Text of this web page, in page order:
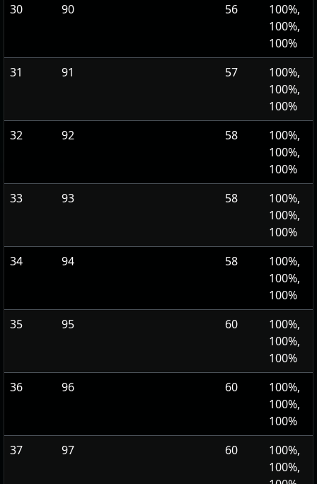
30
90 56
100%,
100%,
100%
31
91 57
100%,
100%,
100%
32
92 58
100%,
100%,
100%
33
93 58
100%,
100%,
100%
34
94 58
100%,
100%,
100%
35
95 60
100%,
100%,
100%
36
96 60
100%,
100%,
100%
37
97 60
100%,
100%,